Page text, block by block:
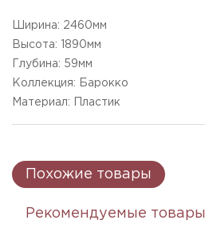
Ширина: 2460мм
Высота:
1890мм
Глубина: 59мм
Коллекция: Барокко
Материал: Пластик
Похожие товары
Рекомендуемые товары